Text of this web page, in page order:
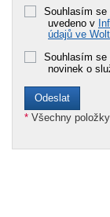
Souhlasím se
uvedeno v
údajů ve
Souhlasím
novinek o
* Všechny